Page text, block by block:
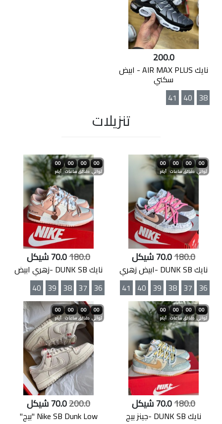
200.0
نايك AIR MAX PLUS - ابيض
سكني
38
40
41
تنزيلات
00
أيام
00
ساعات
00
دقائق
00
ثواني
180.0
نايك DUNK SB -ابيض زهري
36
37
38
39
40
41
00
أيام
00
ساعات
00
دقائق
00
ثواني
180.0
نايك DUNK SB -زهري ابيض
36
37
38
39
40
00
أيام
00
ساعات
00
دقائق
00
ثواني
180.0
نايك DUNK SB -جينز بيج
00
أيام
00
ساعات
00
دقائق
00
ثواني
200.0
Nike SB Dunk Low "بيج"